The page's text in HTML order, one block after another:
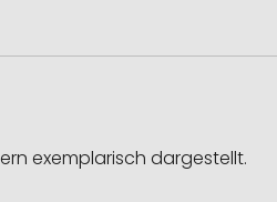
exemplarisch dargestellt.